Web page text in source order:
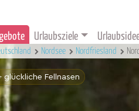
Urlaubsziele
Nordsee Nordfriesland
Fellnasen